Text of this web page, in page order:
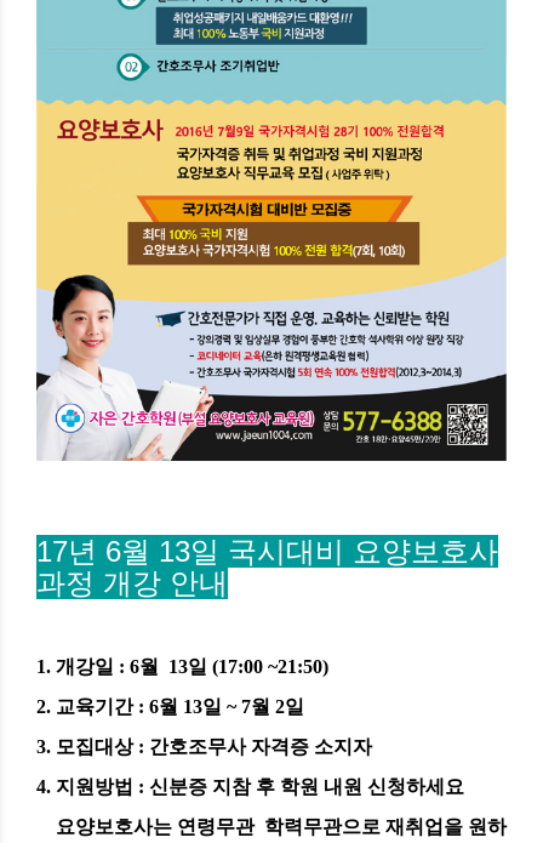
17년 6월 13일 국시대비 요양보호사
과정 개강 안내
1. 개강일 : 6월 13일 (17:00 ~21:50)
2. 교육기간 : 6월 13일 ~ 7월 2일
3. 모집대상 : 간호조무사 자격증 소지자
4. 지원방법 : 신분증 지참 후 학원 내원 신청하세요
요양보호사는 연령무관 학력무관으로 재취업을 원하